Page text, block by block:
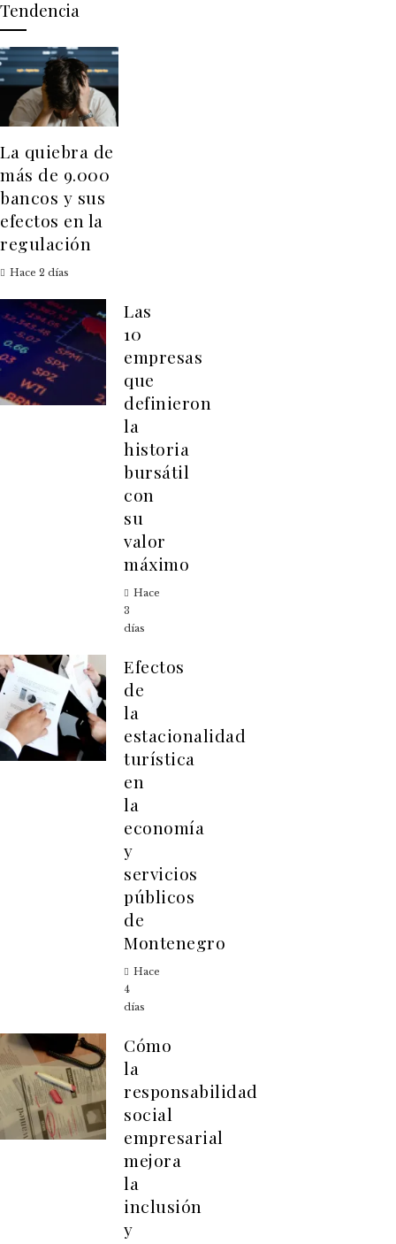
Tendencia
La quiebra de
más de 9.000
bancos y sus
efectos en la
regulación
Hace 2 días
Las
10
empresas
que
definieron
la
historia
bursátil
con
su
valor
máximo
Hace
3
días
Efectos
de
la
estacionalidad
turística
en
la
economía
y
servicios
públicos
de
Montenegro
Hace
4
días
Cómo
la
responsabilidad
social
empresarial
mejora
la
inclusión
y